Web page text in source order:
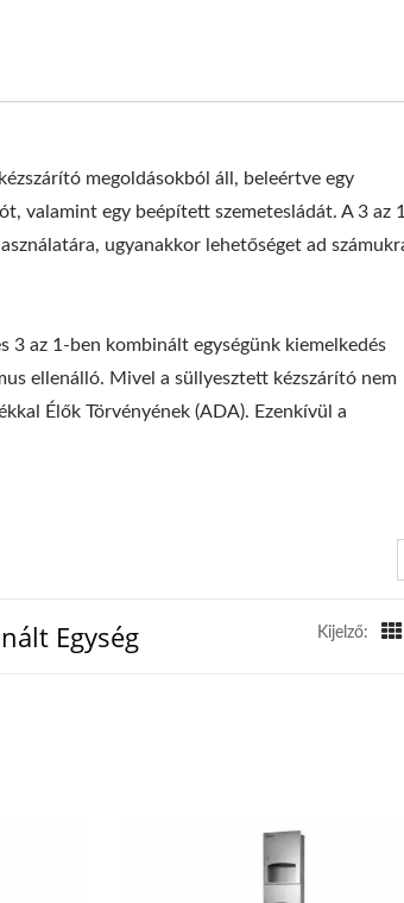
megoldásokból áll, beleértve egy
valamint egy beépített szemetesládát. A 3 az
ugyanakkor lehetőséget ad
3 az 1-ben kombinált egységünk kiemelkedés
ellenálló. Mivel a süllyesztett kézszárító nem
Élők Törvényének (ADA). Ezenkívül a
Egység Kijelző: